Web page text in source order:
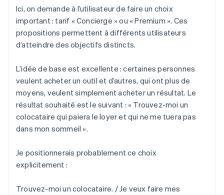
Ici, on demande à l’utilisateur de faire un choix
important : tarif « Concierge » ou « Premium ». Ces
propositions permettent à différents utilisateurs
d’atteindre des objectifs distincts.
L’idée de base est excellente : certaines personnes
veulent acheter un outil et d’autres, qui ont plus de
moyens, veulent simplement acheter un résultat. Le
résultat souhaité est le suivant : « Trouvez-moi un
colocataire qui paiera le loyer et qui ne me tuera pas
dans mon sommeil ».
Je positionnerais probablement ce choix
explicitement :
Trouvez-moi un colocataire. / Je veux faire mes